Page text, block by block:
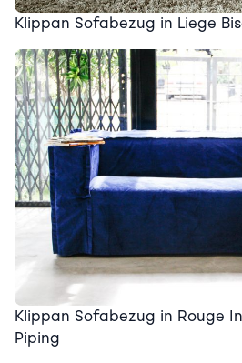
Klippan Sofabezug in Liege
Klippan Sofabezug in Rouge
Piping